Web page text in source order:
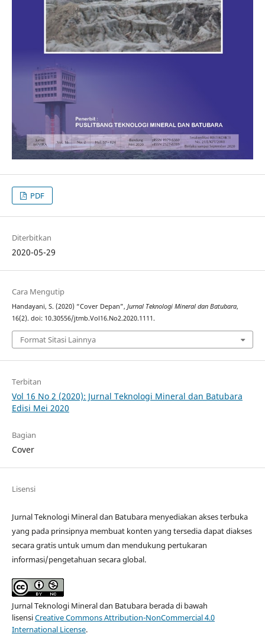
PDF
Diterbitkan
2020-05-29
Cara Mengutip
Handayani, S. (2020) “Cover Depan”, Jurnal Teknologi Mineral dan Batubara,
16(2). doi: 10.30556/jtmb.Vol16.No2.2020.1111.
Format Sitasi Lainnya
Terbitan
Vol 16 No 2 (2020): Jurnal Teknologi Mineral dan Batubara
Edisi Mei 2020
Bagian
Cover
Lisensi
Jurnal Teknologi Mineral dan Batubara menyediakan akses terbuka
yang pada prinsipnya membuat konten yang tersedia dapat diakses
secara gratis untuk umum dan mendukung pertukaran
informasi/pengetahuan secara global.
Jurnal Teknologi Mineral dan Batubara berada di bawah
lisensiCreative Commons Attribution-NonCommercial 4.0
International License.